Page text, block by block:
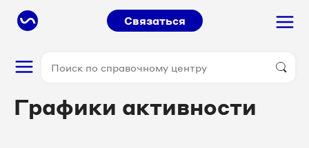
Связаться
Графики активности